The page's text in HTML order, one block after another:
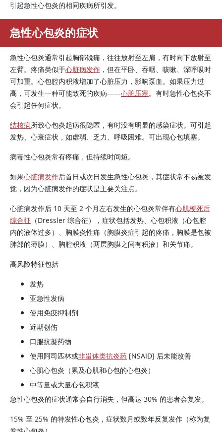
引起急性心包炎的相同疾病所引发。
急性心包炎的症状
急性心包炎通常引起胸部锐痛，往往放射至左肩，有时向下放射至
左臂。疼痛类似于心脏病发作 ，但在平卧、吞咽、咳嗽、深呼吸时
可加重。心包腔内积液增加了心脏压力，影响泵血。如果压力过
高，可发生一种可能致死的疾病——心脏压塞。有时急性心包炎不
会引起任何症状。
结核病所致心包炎起病很隐匿，有时没有明显的感染症状。可引起
发热、心衰症状，如虚弱、乏力、呼吸困难。可出现心包填塞。
病毒性心包炎常有疼痛，但持续时间短。
如果心脏病发作后首日或次日发生急性心包炎，其症状常不易被发
觉，因为心脏病发作的症状是主要关注点。
心脏病发作后 10 天至 2 个月左右发生的心包炎常伴有心肌梗死后
综合征 （Dressler 综合征），症状包括发热、心包积液（心包腔
内的液体过多）、胸膜炎性痛（胸膜炎症引起的疼痛，胸膜是包被
肺部的薄膜）、胸腔积液（两层胸膜之间有积液）和关节痛。
高风险特征包括
发热
亚急性发病
使用免疫抑制剂
近期创伤
口服抗凝药物
使用阿司匹林或非甾体类抗炎药 [NSAID] 后未能改善
心肌心包炎（累及心肌和心包的心包炎）
中等量或大量心包积液
急性心包炎的症状通常会自行消失，但高达 30% 的患者会复发。
15% 至 25% 的特发性心包炎，症状数月或数年反复发作（称为复